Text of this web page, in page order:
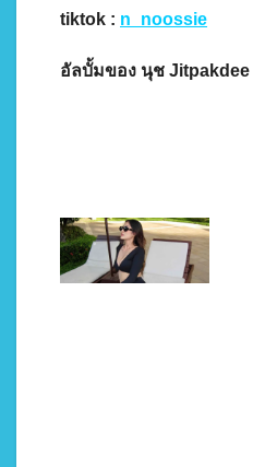
tiktok : n_noossie
อัลบั้มของ นุช Jitpakdee